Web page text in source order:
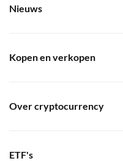
Nieuws
Kopen en verkopen
Over cryptocurrency
ETF's